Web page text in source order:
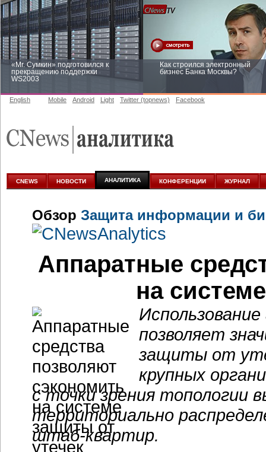
«Mr. Сумкин» подготовился к
прекращению поддержки
WS2003
Как строился электронный
бизнес Банка Москвы?
аналитике
English Mobile Android Light Twitter (topnews) Facebook
CNEWS НОВОСТИ АНАЛИТИКА КОНФЕРЕНЦИИ ЖУРНАЛ
Обзор Защита информации и
Аппаратные
на
позволяет
защиты от
крупных
с точки зрения топологии
территориально
штаб-квартир.